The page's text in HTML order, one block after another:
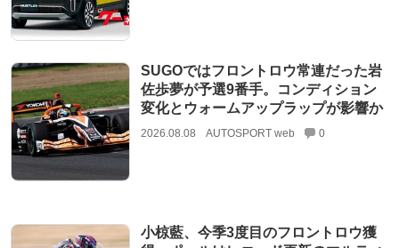
SUGOではフロントロウ常連だった岩
佐歩夢が予選9番手。コンディション
変化とウォームアップラップが影響か
2026.08.08 AUTOSPORT web 0
小椋藍、今季3度目のフロントロウ獲